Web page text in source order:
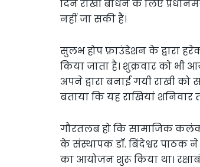
दिन राखी बांधने के लिए
नहीं जा सकी हैं।
सुलभ होप फ़ाउंडेशन के द्वारा
किया जाता है। शुक्रवार को भी
अपने द्वारा बनाई गयी राखी को
बताया कि यह राखियां
गौरतलब हो कि सामाजिक
के संस्थापक डॉ. बिंदेश्वर पाठक
का आयोजन शुरू किया था।